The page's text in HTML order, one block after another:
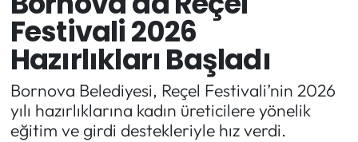
Festivali 2026
Hazırlıkları Başladı
Bornova Belediyesi, Reçel Festivali’nin 2026
yılı hazırlıklarına kadın üreticilere yönelik
eğitim ve girdi destekleriyle hız verdi.